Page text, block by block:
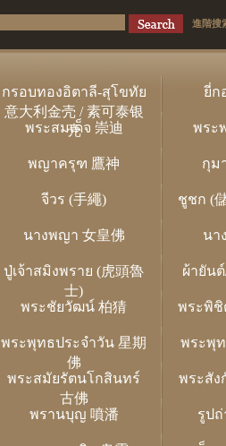
進階搜
กรอบทองอิตาลี-สุโขทัย
意大利金壳 / 素可泰银
壳
ยี่ก
พระสมเด็จ 崇迪 พระ
พญาครุฑ 鷹神 กุม
จีวร (手繩)
ชูชก (
นางพญา 女皇佛 นา
ปู่เจ้าสมิงพราย (虎頭魯
士)
ผ้ายัน
พระชัยวัฒน์ 柏猜 พระพิชิ
พระพุทธประจำวัน 星期
佛
พระพุ
พระสมัยรัตนโกสินทร์
古佛
พระสัง
พรานบุญ 噴潘 รูปถ่